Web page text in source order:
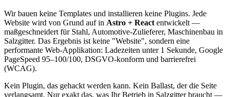
Wir bauen keine Templates und installieren keine Plugins. Jede
Website wird von Grund auf in Astro + React entwickelt —
maßgeschneidert für Stahl, Automotive-Zulieferer, Maschinenbau in
Salzgitter. Das Ergebnis ist keine "Website", sondern eine
performante Web-Applikation: Ladezeiten unter 1 Sekunde, Google
PageSpeed 95–100/100, DSGVO-konform und barrierefrei
(WCAG).
Kein Plugin, das gehackt werden kann. Kein Ballast, der die Seite
verlangsamt. Nur exakt das, was Ihr Betrieb in Salzgitter braucht —